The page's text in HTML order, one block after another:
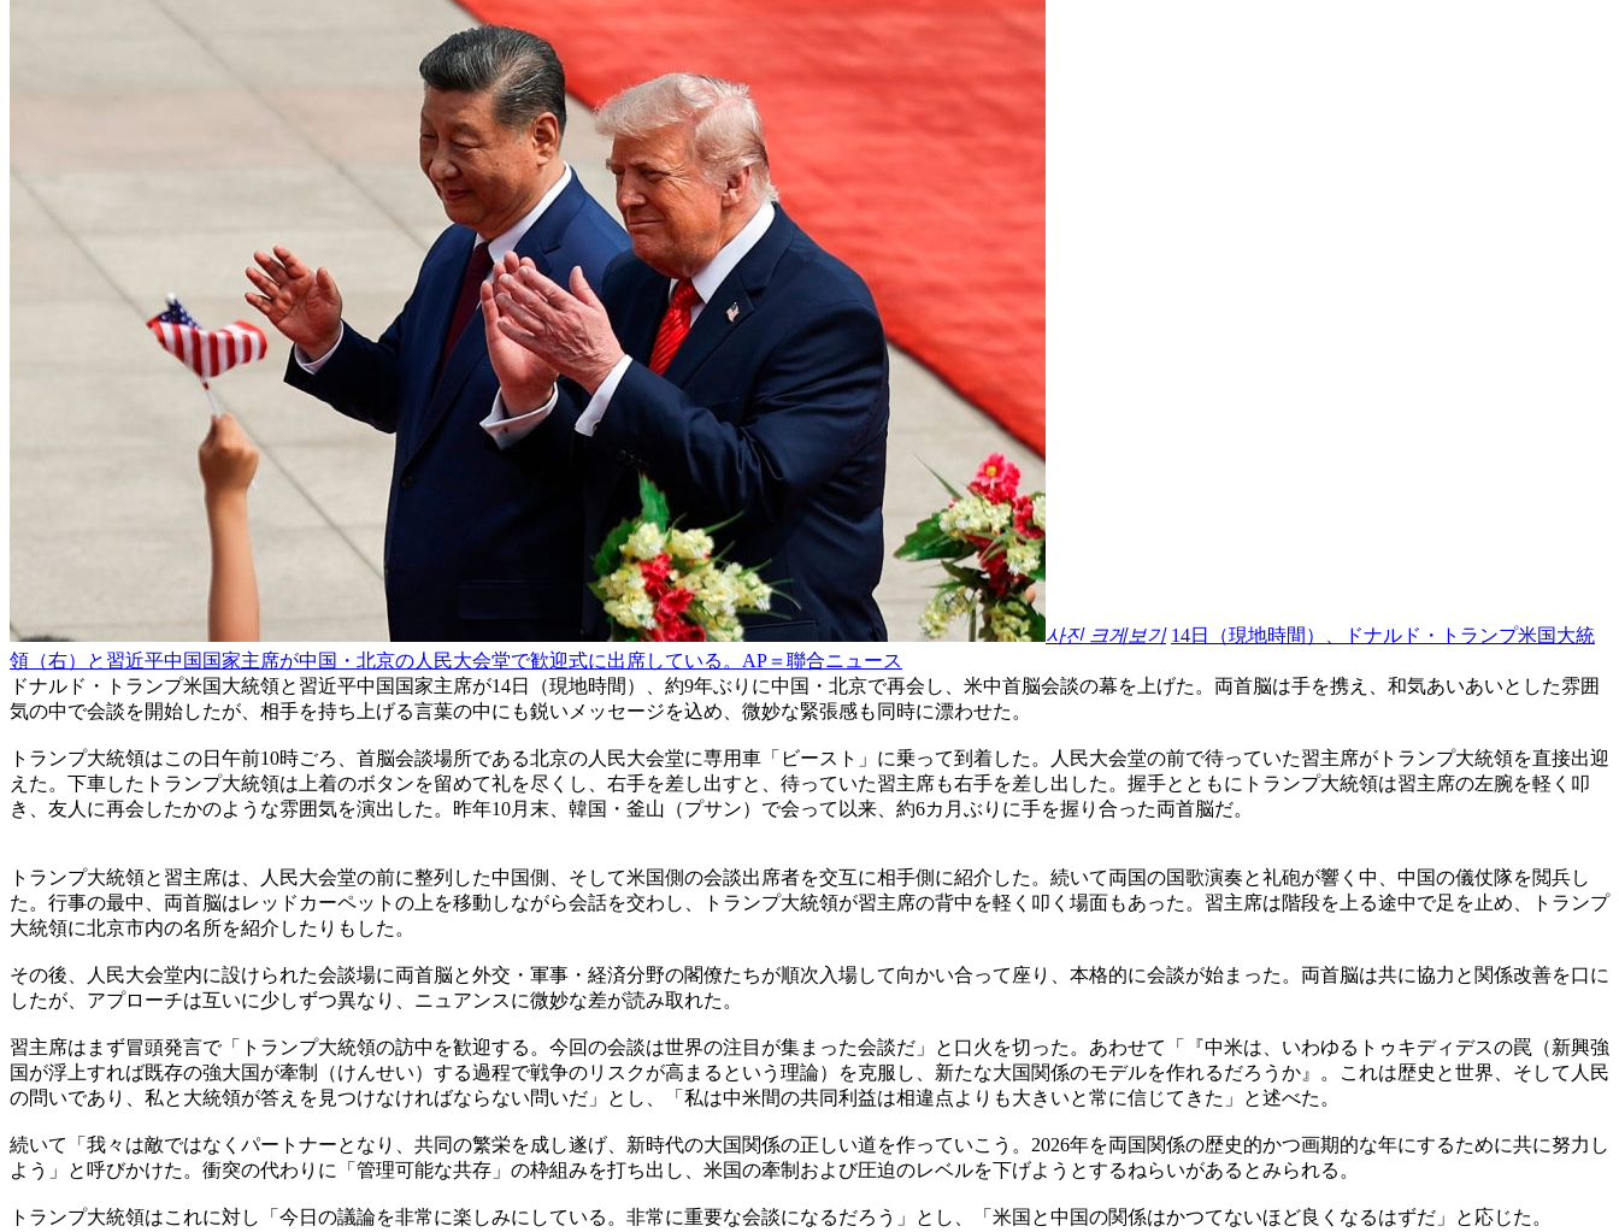
사진 크게보기 14日（現地時間）、ドナルド・トランプ米国大統
領（右）と習近平中国国家主席が中国・北京の人民大会堂で歓迎式に出席している。AP＝聯合ニュース
ドナルド・トランプ米国大統領と習近平中国国家主席が14日（現地時間）、約9年ぶりに中国・北京で再会し、米中首脳会談の幕を上げた。両首脳は手を携え、和気あいあいとした雰囲
気の中で会談を開始したが、相手を持ち上げる言葉の中にも鋭いメッセージを込め、微妙な緊張感も同時に漂わせた。
トランプ大統領はこの日午前10時ごろ、首脳会談場所である北京の人民大会堂に専用車「ビースト」に乗って到着した。人民大会堂の前で待っていた習主席がトランプ大統領を直接出迎
えた。下車したトランプ大統領は上着のボタンを留めて礼を尽くし、右手を差し出すと、待っていた習主席も右手を差し出した。握手とともにトランプ大統領は習主席の左腕を軽く叩
き、友人に再会したかのような雰囲気を演出した。昨年10月末、韓国・釜山（プサン）で会って以来、約6カ月ぶりに手を握り合った両首脳だ。
トランプ大統領と習主席は、人民大会堂の前に整列した中国側、そして米国側の会談出席者を交互に相手側に紹介した。続いて両国の国歌演奏と礼砲が響く中、中国の儀仗隊を閲兵し
た。行事の最中、両首脳はレッドカーペットの上を移動しながら会話を交わし、トランプ大統領が習主席の背中を軽く叩く場面もあった。習主席は階段を上る途中で足を止め、トランプ
大統領に北京市内の名所を紹介したりもした。
その後、人民大会堂内に設けられた会談場に両首脳と外交・軍事・経済分野の閣僚たちが順次入場して向かい合って座り、本格的に会談が始まった。両首脳は共に協力と関係改善を口に
したが、アプローチは互いに少しずつ異なり、ニュアンスに微妙な差が読み取れた。
習主席はまず冒頭発言で「トランプ大統領の訪中を歓迎する。今回の会談は世界の注目が集まった会談だ」と口火を切った。あわせて「『中米は、いわゆるトゥキディデスの罠（新興強
国が浮上すれば既存の強大国が牽制（けんせい）する過程で戦争のリスクが高まるという理論）を克服し、新たな大国関係のモデルを作れるだろうか』。これは歴史と世界、そして人民
の問いであり、私と大統領が答えを見つけなければならない問いだ」とし、「私は中米間の共同利益は相違点よりも大きいと常に信じてきた」と述べた。
続いて「我々は敵ではなくパートナーとなり、共同の繁栄を成し遂げ、新時代の大国関係の正しい道を作っていこう。2026年を両国関係の歴史的かつ画期的な年にするために共に努力し
よう」と呼びかけた。衝突の代わりに「管理可能な共存」の枠組みを打ち出し、米国の牽制および圧迫のレベルを下げようとするねらいがあるとみられる。
トランプ大統領はこれに対し「今日の議論を非常に楽しみにしている。非常に重要な会談になるだろう」とし、「米国と中国の関係はかつてないほど良くなるはずだ」と応じた。